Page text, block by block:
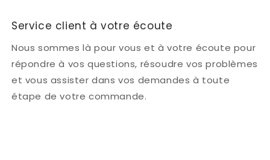
Service client à votre écoute
Nous sommes là pour vous et à votre écoute pour
répondre à vos questions, résoudre vos problèmes
et vous assister dans vos demandes à toute
étape de votre commande.